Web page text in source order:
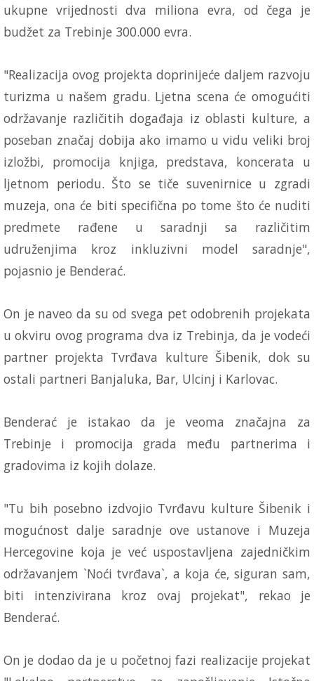
ukupne vrijednosti dva miliona evra, od čega je
budžet za Trebinje 300.000 evra.
"Realizacija ovog projekta doprinijeće daljem razvoju
turizma u našem gradu. Ljetna scena će omogućiti
održavanje različitih događaja iz oblasti kulture, a
poseban značaj dobija ako imamo u vidu veliki broj
izložbi, promocija knjiga, predstava, koncerata u
ljetnom periodu. Što se tiče suvenirnice u zgradi
muzeja, ona će biti specifična po tome što će nuditi
predmete rađene u saradnji sa različitim
udruženjima kroz inkluzivni model saradnje",
pojasnio je Benderać.
On je naveo da su od svega pet odobrenih projekata
u okviru ovog programa dva iz Trebinja, da je vodeći
partner projekta Tvrđava kulture Šibenik, dok su
ostali partneri Banjaluka, Bar, Ulcinj i Karlovac.
Benderać je istakao da je veoma značajna za
Trebinje i promocija grada među partnerima i
gradovima iz kojih dolaze.
"Tu bih posebno izdvojio Tvrđavu kulture Šibenik i
mogućnost dalje saradnje ove ustanove i Muzeja
Hercegovine koja je već uspostavljena zajedničkim
održavanjem `Noći tvrđava`, a koja će, siguran sam,
biti intenzivirana kroz ovaj projekat", rekao je
Benderać.
On je dodao da je u početnoj fazi realizacije projekat